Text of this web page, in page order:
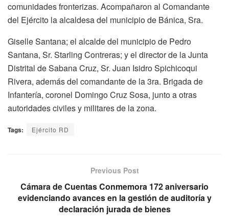
comunidades fronterizas. Acompañaron al Comandante
del Ejército la alcaldesa del municipio de Bánica, Sra.
Giselle Santana; el alcalde del municipio de Pedro
Santana, Sr. Starling Contreras; y el director de la Junta
Distrital de Sabana Cruz, Sr. Juan Isidro Spichicoqui
Rivera, además del comandante de la 3ra. Brigada de
Infantería, coronel Domingo Cruz Sosa, junto a otras
autoridades civiles y militares de la zona.
Tags: Ejército RD
Previous Post
Cámara de Cuentas Conmemora 172 aniversario
evidenciando avances en la gestión de auditoría y
declaración jurada de bienes